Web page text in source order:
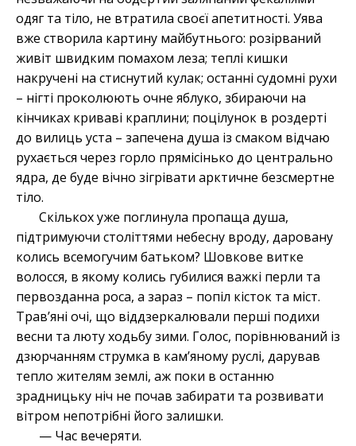
одяг та тіло, не втратила своєї апетитності. Уява
вже створила картину майбутнього: розірваний
живіт швидким помахом леза; теплі кишки
накручені на стиснутий кулак; останні судомні рухи
– нігті проколюють очне яблуко, збираючи на
кінчиках криваві краплини; поцілунок в роздерті
до вилиць уста – запечена душа із смаком відчаю
рухається через горло прямісінько до центрально
ядра, де буде вічно зігрівати арктичне безсмертне
тіло.
Скількох уже поглинула пропаща душа,
підтримуючи століттями небесну вроду, даровану
колись всемогучим батьком? Шовкове витке
волосся, в якому колись губилися важкі перли та
первозданна роса, а зараз – попіл кісток та міст.
Трав’яні очі, що віддзеркалювали перші подихи
весни та люту ходьбу зими. Голос, порівнюваний із
дзюрчанням струмка в кам’яному руслі, дарував
тепло жителям землі, аж поки в останню
зрадницьку ніч не почав забирати та розвивати
вітром непотрібні його залишки.
— Час вечеряти.